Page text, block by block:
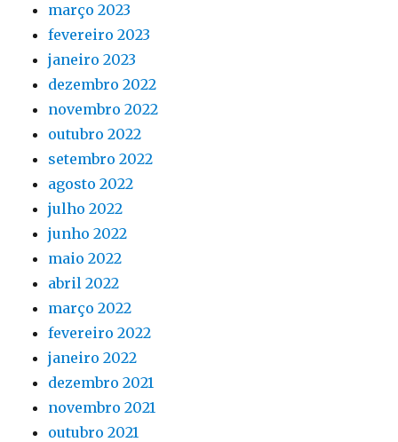
março 2023
fevereiro 2023
janeiro 2023
dezembro 2022
novembro 2022
outubro 2022
setembro 2022
agosto 2022
julho 2022
junho 2022
maio 2022
abril 2022
março 2022
fevereiro 2022
janeiro 2022
dezembro 2021
novembro 2021
outubro 2021